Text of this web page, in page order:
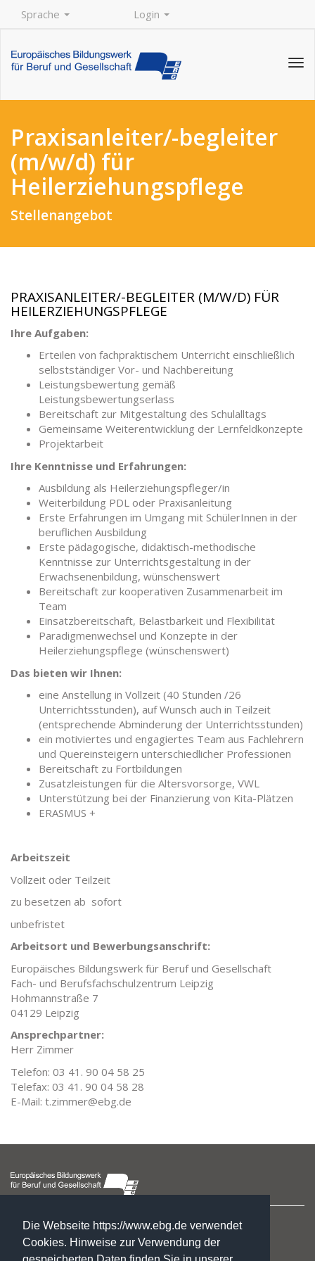
Die Webseite https://www.ebg.de verwendet
Cookies. Hinweise zur Verwendung der
Sprache Login
Praxisanleiter/-begleiter
(m/w/d) für
Heilerziehungspflege
Stellenangebot
PRAXISANLEITER/-BEGLEITER (M/W/D) FÜR
HEILERZIEHUNGSPFLEGE
Ihre Aufgaben:
Erteilen von fachpraktischem Unterricht einschließlich
selbstständiger Vor- und Nachbereitung
Leistungsbewertung gemäß
Leistungsbewertungserlass
Bereitschaft zur Mitgestaltung des Schulalltags
Gemeinsame Weiterentwicklung der Lernfeldkonzepte
Projektarbeit
Ihre Kenntnisse und Erfahrungen:
Ausbildung als Heilerziehungspfleger/in
Weiterbildung PDL oder Praxisanleitung
Erste Erfahrungen im Umgang mit SchülerInnen in der
beruflichen Ausbildung
Erste pädagogische, didaktisch-methodische
Kenntnisse zur Unterrichtsgestaltung in der
Erwachsenenbildung, wünschenswert
Bereitschaft zur kooperativen Zusammenarbeit im
Team
Einsatzbereitschaft, Belastbarkeit und Flexibilität
Paradigmenwechsel und Konzepte in der
Heilerziehungspflege (wünschenswert)
Das bieten wir Ihnen:
eine Anstellung in Vollzeit (40 Stunden /26
Unterrichtsstunden), auf Wunsch auch in Teilzeit
(entsprechende Abminderung der Unterrichtsstunden)
ein motiviertes und engagiertes Team aus Fachlehrern
und Quereinsteigern unterschiedlicher Professionen
Bereitschaft zu Fortbildungen
Zusatzleistungen für die Altersvorsorge, VWL
Unterstützung bei der Finanzierung von Kita-Plätzen
ERASMUS +
Arbeitszeit
Vollzeit oder Teilzeit
zu besetzen ab sofort
unbefristet
Arbeitsort und Bewerbungsanschrift:
Europäisches Bildungswerk für Beruf und Gesellschaft
Fach- und Berufsfachschulzentrum Leipzig
Hohmannstraße 7
04129 Leipzig
Ansprechpartner:
Herr Zimmer
Telefon: 03 41. 90 04 58 25
Telefax: 03 41. 90 04 58 28
E-Mail: t.zimmer@ebg.de
Hegelstraße 2
39104 Magdeburg